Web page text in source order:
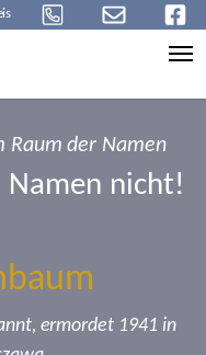
Raum der Namen
Namen nicht!
ermordet 1941 in